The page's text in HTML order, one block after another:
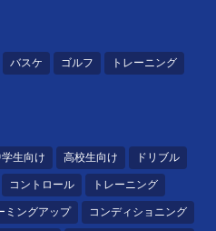
バスケ ゴルフ トレーニング
生向け 高校生向け ドリブル
コントロール トレーニング
ミングアップ コンディショニング